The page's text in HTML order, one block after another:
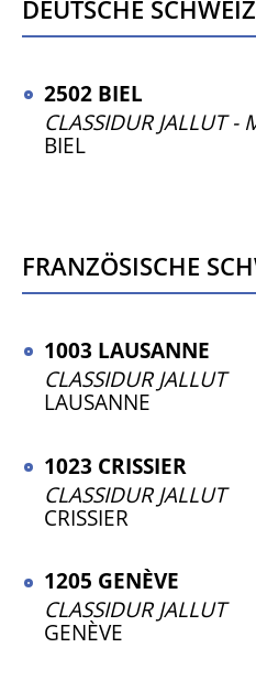
2502 BIEL
CLASSIDUR JALLUT -
BIEL
französische
1003 LAUSANNE
CLASSIDUR JALLUT
LAUSANNE
1023 CRISSIER
CLASSIDUR JALLUT
CRISSIER
1205 GENÈVE
CLASSIDUR JALLUT
GENÈVE